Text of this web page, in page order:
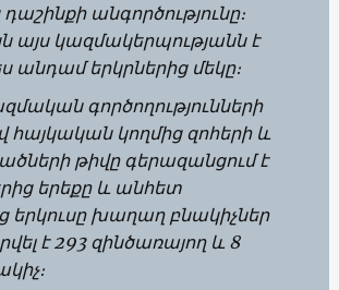
անգործությունը։
այս կազմակերպությանն է
անդամ երկրներից մեկը։
գործողությունների
կողմից զոհերի և
թիվը գերազանցում է
երեքը և անհետ
երկուսը խաղաղ բնակիչներ
է 293 զինծառայող և 8